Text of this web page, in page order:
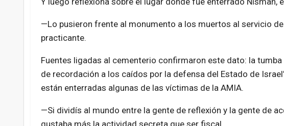
—Lo pusieron frente al monumento a los muertos al servicio
practicante.
Fuentes ligadas al cementerio confirmaron este dato: la
de recordación a los caídos por la defensa del Estado de
están enterradas algunas de las víctimas de la AMIA.
—Si dividís al mundo entre la gente de reflexión y la gente de